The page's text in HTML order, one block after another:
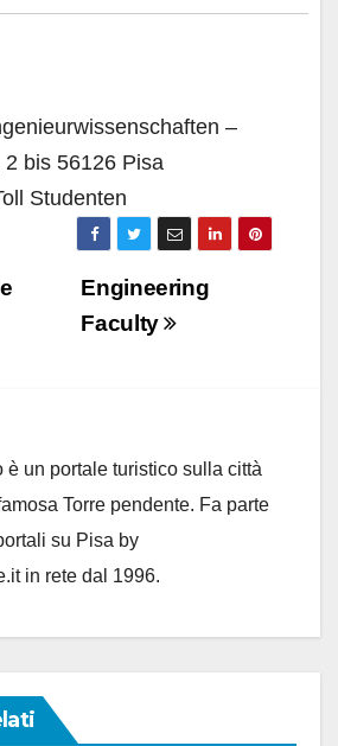
–
bis 56126 Pisa
Studenten
Engineering
Faculty
è un portale turistico sulla città
Torre pendente. Fa parte
su Pisa by
in rete dal 1996.